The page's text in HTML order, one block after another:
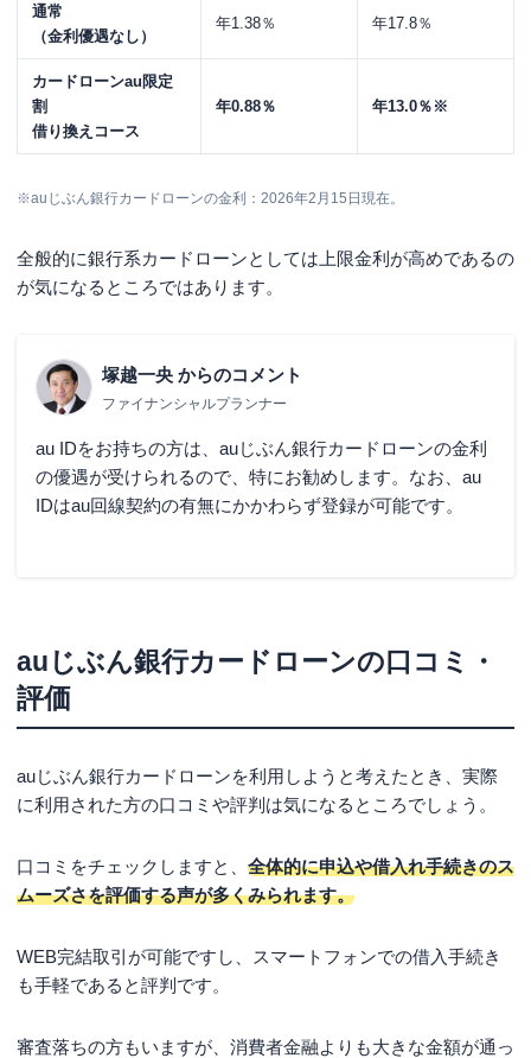
通常
（金利優遇なし）
年1.38％ 年17.8％
カードローンau限定
割
借り換えコース
年0.88％ 年13.0％※
※auじぶん銀行カードローンの金利：2026年2月15日現在。
全般的に銀行系カードローンとしては上限金利が高めであるの
が気になるところではあります。
塚越一央 からのコメント
ファイナンシャルプランナー
au IDをお持ちの方は、auじぶん銀行カードローンの金利
の優遇が受けられるので、特にお勧めします。なお、au
IDはau回線契約の有無にかかわらず登録が可能です。
auじぶん銀行カードローンの口コミ・
評価
auじぶん銀行カードローンを利用しようと考えたとき、実際
に利用された方の口コミや評判は気になるところでしょう。
口コミをチェックしますと、 全体的に申込や借入れ手続きのス
ムーズさを評価する声が多くみられます。
WEB完結取引が可能ですし、スマートフォンでの借入手続き
も手軽であると評判です。
審査落ちの方もいますが、消費者金融よりも大きな金額が通っ